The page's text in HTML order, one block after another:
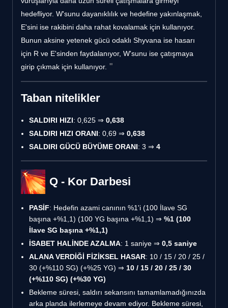
hedefliyor. W'sunu dayanıklılık ve hedefine yakınlaşmak,
E'sini ise rakibini daha rahat kovalamak için kullanıyor.
Bunun aksine yetenek gücü odaklı Shyvana ise hasarı
için R ve E'sinden faydalanıyor, W'sunu ise çatışmaya
girip çıkmak için kullanıyor.
Taban nitelikler
SALDIRI HIZI: 0,625 ⇒ 0,638
SALDIRI HIZI ORANI: 0,69 ⇒ 0,638
SALDIRI GÜCÜ BÜYÜME ORANI: 3 ⇒ 4
Q - Kor Darbesi
PASİF: Hedefin azami canının %1'i (100 İlave SG
başına +%1,1) (100 YG başına +%1,1) ⇒ %1 (100
İlave SG başına +%1,1)
İSABET HALİNDE AZALMA: 1 saniye ⇒ 0,5 saniye
ALANA VERDİĞİ FİZİKSEL HASAR: 10 / 15 / 20 / 25 /
30 (+%110 SG) (+%25 YG) ⇒ 10 / 15 / 20 / 25 / 30
(+%110 SG) (+%30 YG)
Bekleme süresi, saldırı sekansını tamamlamadığınızda
arka planda ilerlemeye devam ediyor. Bekleme süresi,